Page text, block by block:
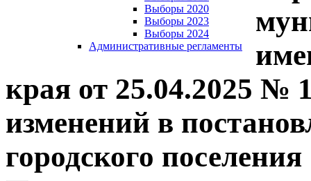
Выборы 2020
Выборы 2023
Выборы 2024
Административные регламенты
края от 25.04.2025 №
изменений в
городского